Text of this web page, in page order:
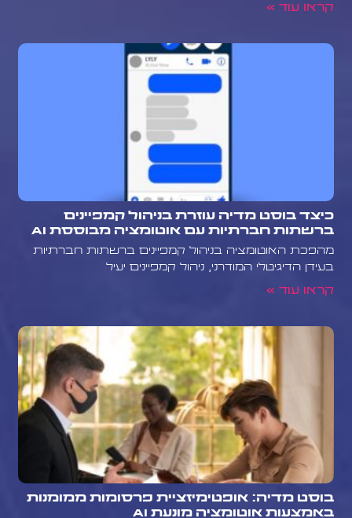
קראו עוד »
כיצד בוסט מדיה עוזרת בניהול קמפיינים
ברשתות חברתיות עם אוטומציה מבוססת AI
מהפכת האוטומציה בניהול קמפיינים ברשתות חברתיות
בעידן הדיגיטלי המודרני, ניהול קמפיינים יעיל
קראו עוד »
בוסט מדיה: אופטימיזציית פרסומות ממומנות
באמצעות אוטומציה מונעת AI